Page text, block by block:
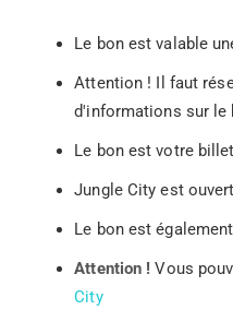
Le bon est valable
Attention ! Il faut
d'informations sur le
Le bon est votre
Jungle City est
Le bon est
Attention ! Vous
City